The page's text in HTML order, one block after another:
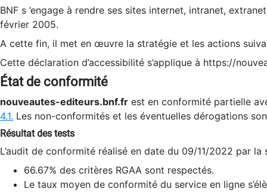
BNF s ’engage à rendre ses sites internet, intranet,
février 2005.
A cette fin, il met en œuvre la stratégie et les actions
Cette déclaration d’accessibilité s’applique à https://
État de conformité
nouveautes-editeurs.bnf.fr est en conformité partielle
4.1. Les non-conformités et les éventuelles dérogations
Résultat des tests
L’audit de conformité réalisé en date du 09/11/2022 par
66.67% des critères RGAA sont respectés.
Le taux moyen de conformité du service en ligne